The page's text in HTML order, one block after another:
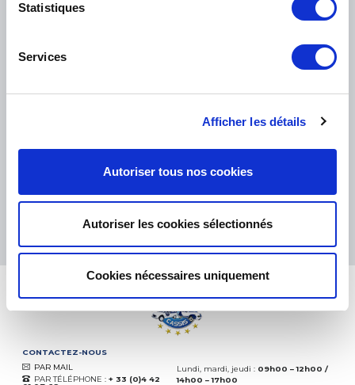
Statistiques
Services
Afficher les détails
Autoriser tous nos cookies
Autoriser les cookies sélectionnés
Cookies nécessaires uniquement
PETITS COLIS :COLISSIMO, TNT RELAIS, DPD-GROS COLIS :TNT, GÉODIS, FRANCE EXPRESS, DPD
Excellent:4.5/5
(depuis 2018)
CONTACTEZ-NOUS
PAR MAIL
PAR TÉLÉPHONE : + 33 (0)4 42
Lundi, mardi, jeudi : 09h00 – 12h00 /
14h00 – 17h00